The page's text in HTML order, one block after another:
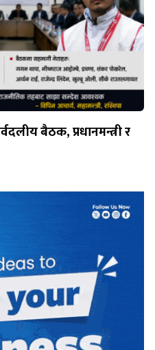
बैठक, प्रधानमन्त्री र